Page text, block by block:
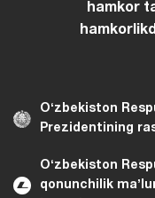
hamkor
Oʻzbekiston
Prezidentining
Oʻzbekiston
qonunchilik